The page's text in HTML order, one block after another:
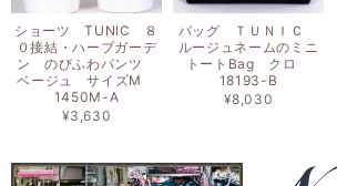
ショーツ TUNIC ８
０接結・ハーブガーデ
ン のびふわパンツ
ベージュ サイズM
1450M-A
¥3,630
バッグ ＴＵＮＩＣ
ルージュネームのミニ
トートBag クロ
18193-B
¥8,030